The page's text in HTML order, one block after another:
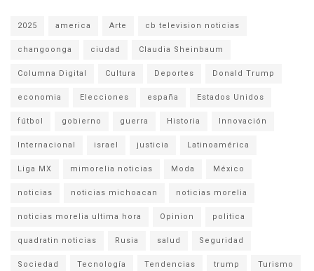
2025 america Arte cb television noticias
changoonga ciudad Claudia Sheinbaum
Columna Digital Cultura Deportes Donald Trump
economia Elecciones españa Estados Unidos
fútbol gobierno guerra Historia Innovación
Internacional israel justicia Latinoamérica
Liga MX mimorelia noticias Moda México
noticias noticias michoacan noticias morelia
noticias morelia ultima hora Opinion politica
quadratin noticias Rusia salud Seguridad
Sociedad Tecnología Tendencias trump Turismo